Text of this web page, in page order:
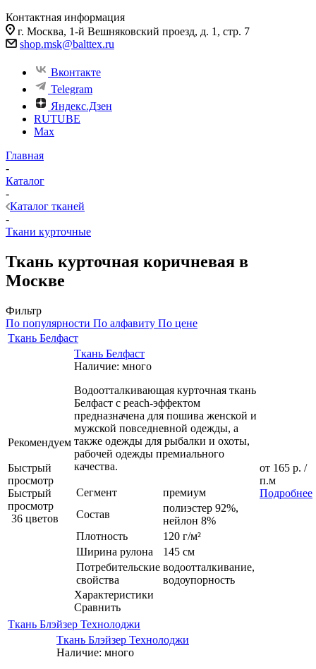
Контактная информация
г. Москва, 1-й Вешняковский проезд, д. 1, стр. 7
shop.msk@balttex.ru
Вконтакте
Telegram
Яндекс.Дзен
RUTUBE
Max
Главная
-
Каталог
-
Каталог тканей
-
Ткани курточные
Ткань курточная коричневая в
Москве
Фильтр
По популярности По алфавиту По цене
Ткань Белфаст
Рекомендуем
Быстрый
просмотр
Быстрый
просмотр
36 цветов
Ткань Белфаст
Наличие: много
Водоотталкивающая курточная ткань
Белфаст с peach-эффектом
предназначена для пошива женской и
мужской повседневной одежды, а
также одежды для рыбалки и охоты,
рабочей одежды премиального
качества.
Сегмент
премиум
Состав
полиэстер 92%,
нейлон 8%
Плотность
120 г/м²
Ширина рулона
145 см
Потребительские
свойства
водоотталкивание,
водоупорность
Характеристики
Сравнить
от 165 р. /
п.м
Подробнее
Ткань Блэйзер Технолоджи
Ткань Блэйзер Технолоджи
Наличие: много